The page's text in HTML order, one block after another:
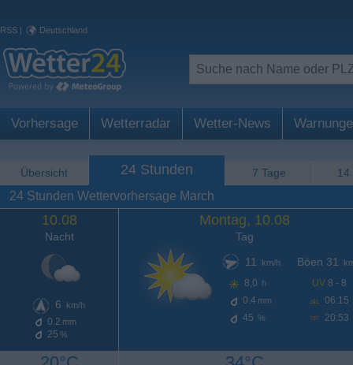
RSS | Deutschland
Vorhersage Wetterradar Wetter-News
Übersicht 24 Stunden 7 Tage 14
24 Stunden Wettervorhersage March
10.08
Nacht
6 km/h
0.2 mm
25 %
Montag, 10.08
Tag
11
km/h
8,0 h
0.4 mm
45 %
Böen 31
UV 8 - 8
06:15
20:53